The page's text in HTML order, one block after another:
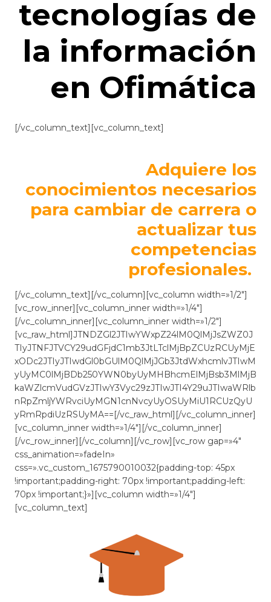
tecnologías de
la información
en Ofimática
[/vc_column_text][vc_column_text]
Adquiere los
conocimientos necesarios
para cambiar de carrera o
actualizar tus
competencias
profesionales.
[/vc_column_text][/vc_column][vc_column width=»1/2″]
[vc_row_inner][vc_column_inner width=»1/4″]
[/vc_column_inner][vc_column_inner width=»1/2″]
[vc_raw_html]JTNDZGl2JTIwYWxpZ24lM0QlMjJsZWZ0J
TIyJTNFJTVCY29udGFjdC1mb3JtLTclMjBpZCUzRCUyMjE
xODc2JTIyJTIwdGl0bGUlM0QlMjJGb3JtdWxhcmlvJTIwM
yUyMC0lMjBDb250YWN0byUyMHBhcmElMjBsb3MlMjB
kaWZlcmVudGVzJTIwY3Vyc29zJTIwJTI4Y29uJTIwaWRlb
nRpZmljYWRvciUyMGN1cnNvcyUyOSUyMiU1RCUzQyU
yRmRpdiUzRSUyMA==[/vc_raw_html][/vc_column_inner]
[vc_column_inner width=»1/4″][/vc_column_inner]
[/vc_row_inner][/vc_column][/vc_row][vc_row gap=»4″
css_animation=»fadeIn»
css=».vc_custom_1675790010032{padding-top: 45px
!important;padding-right: 70px !important;padding-left:
70px !important;}»][vc_column width=»1/4″]
[vc_column_text]